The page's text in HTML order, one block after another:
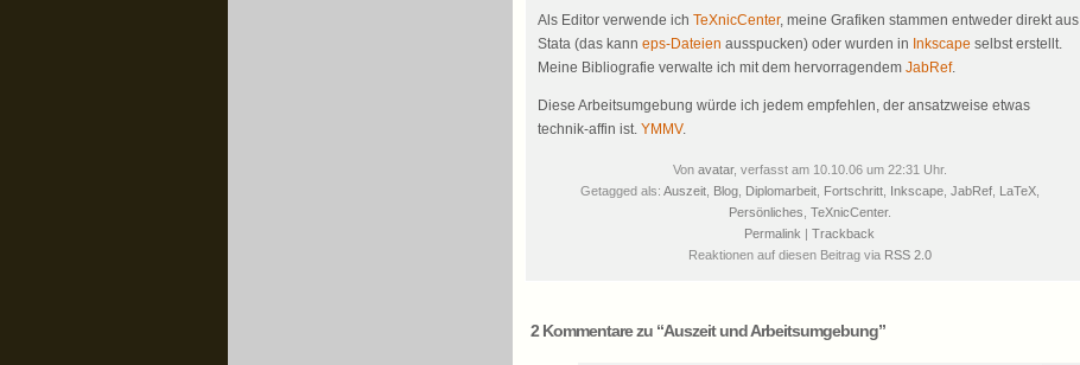
Als Editor verwende ich TeXnicCenter, meine Grafiken stammen entweder direkt aus
Stata (das kann eps-Dateien ausspucken) oder wurden in Inkscape selbst erstellt.
Meine Bibliografie verwalte ich mit dem hervorragendem JabRef.
Diese Arbeitsumgebung würde ich jedem empfehlen, der ansatzweise etwas
technik-affin ist. YMMV.
Von avatar, verfasst am 10.10.06 um 22:31 Uhr.
Getagged als: Auszeit, Blog, Diplomarbeit, Fortschritt, Inkscape, JabRef, LaTeX,
Persönliches TeXnicCenter.
Permalink | Trackback
Reaktionen auf diesen Beitrag via RSS 2.0
2 Kommentare zu “Auszeit und Arbeitsumgebung”